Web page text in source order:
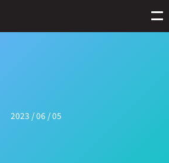
2023 / 06 / 05